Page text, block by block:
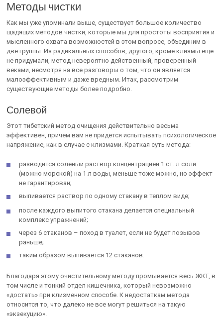
Методы чистки
Как мы уже упоминали выше, существует большое количество
щадящих методов чистки, которые мы для простоты восприятия и
мысленного охвата возможностей в этом вопросе, объединим в
две группы. Из радикальных способов, другого, кроме клизмы еще
не придумали, метод невероятно действенный, проверенный
веками, несмотря на все разговоры о том, что он является
малоэффективным и даже вредным. Итак, рассмотрим
существующие методы более подробно.
Солевой
Этот тибетский метод очищения действительно весьма
эффективен, причем вам не придется испытывать психологическое
напряжение, как в случае с клизмами. Краткая суть метода:
разводится соленый раствор концентрацией 1 ст. л соли
(можно морской) на 1 л воды, меньше тоже можно, но эффект
не гарантирован;
выпивается раствор по одному стакану в теплом виде;
после каждого выпитого стакана делается специальный
комплекс упражнений;
через 6 стаканов – поход в туалет, если не будет позывов
раньше;
таким образом выпивается 12 стаканов.
Благодаря этому очистительному методу промывается весь ЖКТ, в
том числе и тонкий отдел кишечника, который невозможно
«достать» при клизменном способе. К недостаткам метода
относится то, что далеко не все могут решиться на такую
«экзекуцию».